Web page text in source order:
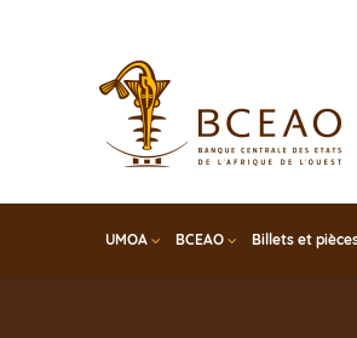
UMOA BCEAO Billets et